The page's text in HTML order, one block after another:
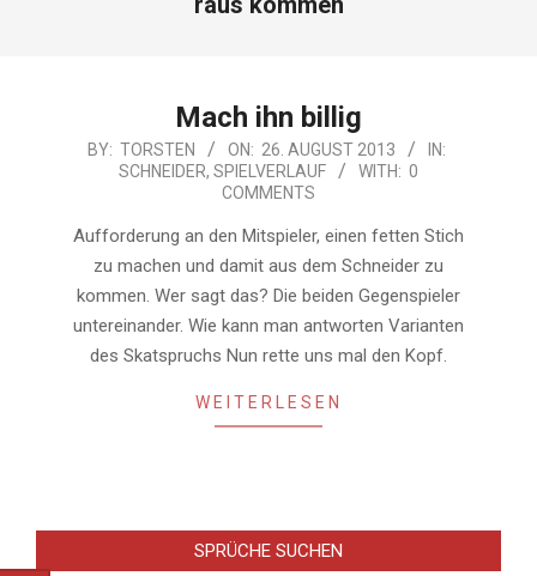
Mach ihn billig
2013-
BY: TORSTEN ON: 26. AUGUST 2013
IN:
SCHNEIDER, SPIELVERLAUF WITH: 0
COMMENTS
Aufforderung an den Mitspieler, einen fetten Stich
zu machen und damit aus dem Schneider zu
kommen. Wer sagt das? Die beiden Gegenspieler
untereinander. Wie kann man antworten Varianten
des Skatspruchs Nun rette uns mal den Kopf.
WEITERLESEN
SPRÜCHE SUCHEN